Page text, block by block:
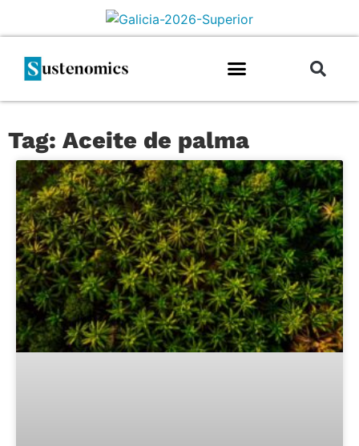
Tag: Aceite de palma